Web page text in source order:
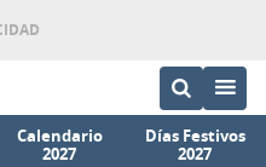
Calendario
2027
Días Festivos
2027